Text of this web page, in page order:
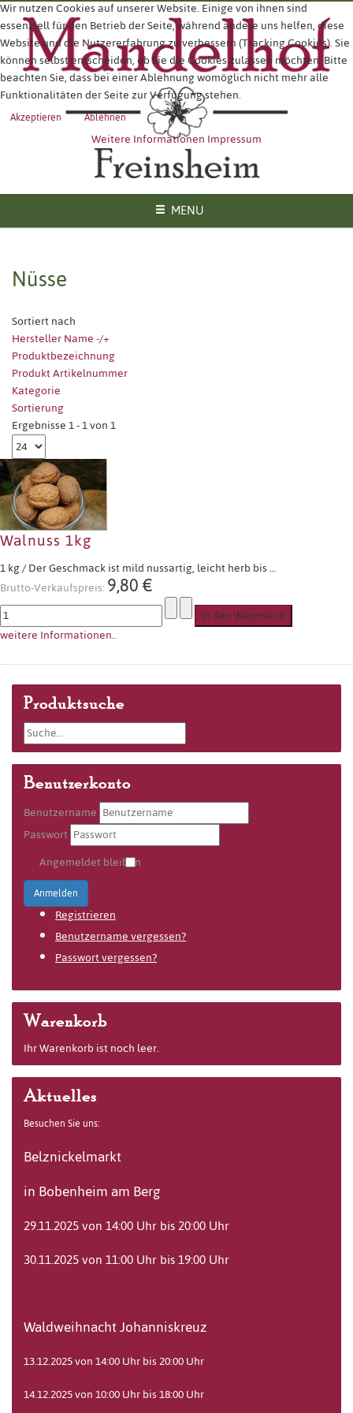
MENU
Nüsse
Sortiert nach
Hersteller Name -/+
Produktbezeichnung
Produkt Artikelnummer
Kategorie
Sortierung
Ergebnisse 1 - 1 von 1
Walnuss 1kg
1 kg / Der Geschmack ist mild nussartig, leicht herb bis ...
Brutto-Verkaufspreis:9,80 €
weitere Informationen..
Produktsuche
Benutzerkonto
Benutzername
Passwort
Angemeldet bleiben
Anmelden
Registrieren
Benutzername vergessen?
Passwort vergessen?
Warenkorb
Ihr Warenkorb ist noch leer.
Aktuelles
Besuchen Sie uns:
Belznickelmarkt
in Bobenheim am Berg
29.11.2025 von 14:00 Uhr bis 20:00 Uhr
30.11.2025 von 11:00 Uhr bis 19:00 Uhr
Waldweihnacht Johanniskreuz
13.12.2025 von 14:00 Uhr bis 20:00 Uhr
14.12.2025 von 10:00 Uhr bis 18:00 Uhr
Wir nutzen Cookies auf unserer Website. Einige von ihnen sind
essenziell für den Betrieb der Seite, während andere uns helfen, diese
Website und die Nutzererfahrung zu verbessern (Tracking Cookies). Sie
können selbst entscheiden, ob Sie die Cookies zulassen möchten. Bitte
beachten Sie, dass bei einer Ablehnung womöglich nicht mehr alle
Funktionalitäten der Seite zur Verfügung stehen.
Akzeptieren Ablehnen
Weitere InformationenImpressum